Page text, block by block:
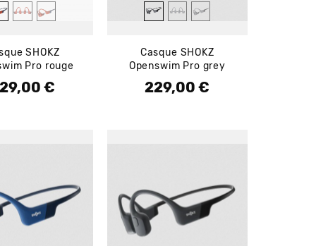
SHOKZ
Pro rouge
€
Casque SHOKZ
Openswim Pro grey
Prix
229,00 €